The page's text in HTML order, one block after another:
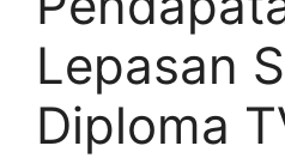
Lepasan
Diploma